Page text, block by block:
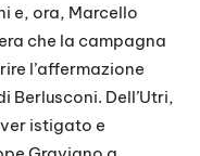
e, ora, Marcello
che la campagna
l’affermazione
Berlusconi. Dell’Utri,
istigato e